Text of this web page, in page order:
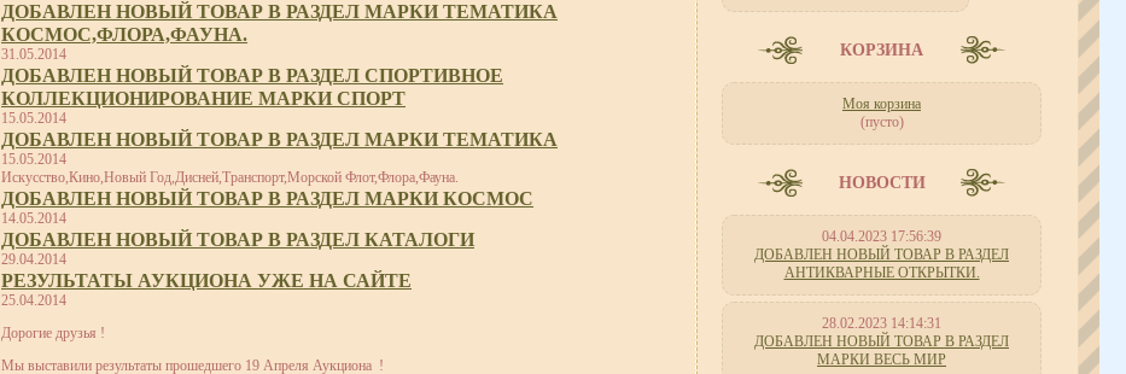
ДОБАВЛЕН НОВЫЙ ТОВАР В РАЗДЕЛ МАРКИ ТЕМАТИКА
КОСМОС,ФЛОРА,ФАУНА.
31.05.2014
ДОБАВЛЕН НОВЫЙ ТОВАР В РАЗДЕЛ СПОРТИВНОЕ
КОЛЛЕКЦИОНИРОВАНИЕ МАРКИ СПОРТ
15.05.2014
ДОБАВЛЕН НОВЫЙ ТОВАР В РАЗДЕЛ МАРКИ ТЕМАТИКА
15.05.2014
Искусство,Кино,Новый Год,Дисней,Транспорт,Морской Флот,Флора,Фауна.
ДОБАВЛЕН НОВЫЙ ТОВАР В РАЗДЕЛ МАРКИ КОСМОС
14.05.2014
ДОБАВЛЕН НОВЫЙ ТОВАР В РАЗДЕЛ КАТАЛОГИ
29.04.2014
РЕЗУЛЬТАТЫ АУКЦИОНА УЖЕ НА САЙТЕ
25.04.2014
Дорогие друзья !
Мы выставили результаты прошедшего 19 Апреля Аукциона !
КОРЗИНА
Моя корзина
(пусто)
НОВОСТИ
04.04.2023 17:56:39
ДОБАВЛЕН НОВЫЙ ТОВАР В РАЗДЕЛ
АНТИКВАРНЫЕ ОТКРЫТКИ.
28.02.2023 14:14:31
ДОБАВЛЕН НОВЫЙ ТОВАР В РАЗДЕЛ
МАРКИ ВЕСЬ МИР